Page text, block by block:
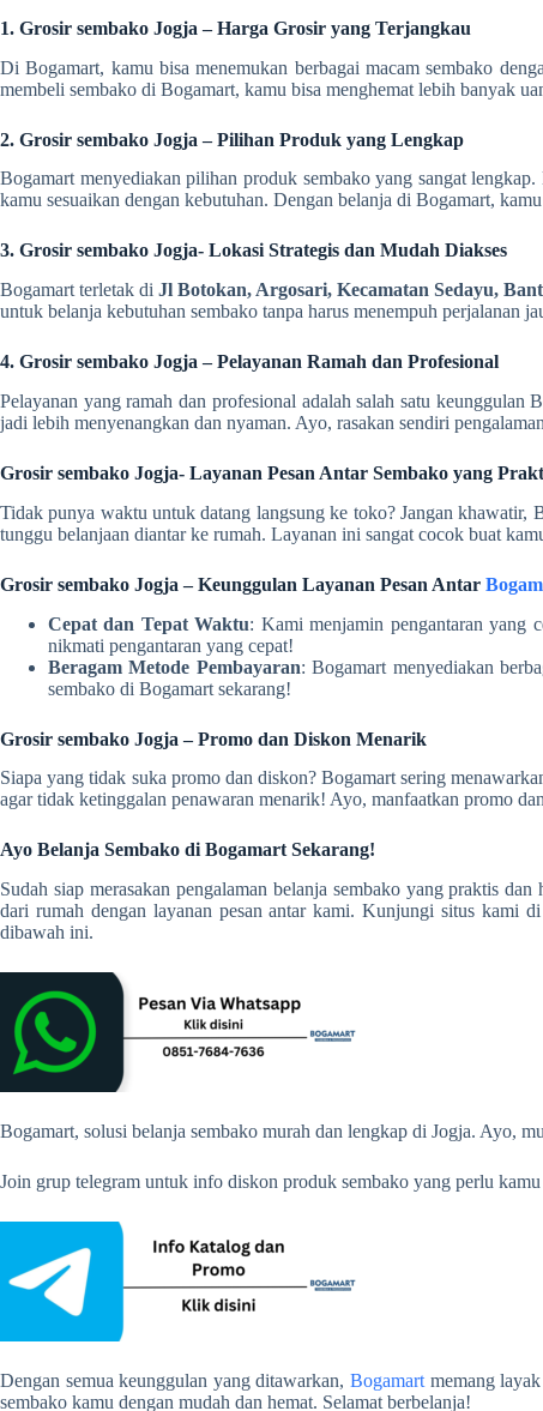
1. Grosir sembako Jogja – Harga Grosir yang Terjangkau
Di Bogamart, kamu bisa menemukan berbagai macam sembako
membeli sembako di Bogamart, kamu bisa menghemat lebih banyak
2. Grosir sembako Jogja – Pilihan Produk yang Lengkap
Bogamart menyediakan pilihan produk sembako yang sangat
kamu sesuaikan dengan kebutuhan. Dengan belanja di Bogamart,
3. Grosir sembako Jogja- Lokasi Strategis dan Mudah Diakses
Bogamart terletak diJl Botokan, Argosari, Kecamatan Sedayu,
untuk belanja kebutuhan sembako tanpa harus menempuh perjalanan
4. Grosir sembako Jogja – Pelayanan Ramah dan Profesional
Pelayanan yang ramah dan profesional adalah salah satu
jadi lebih menyenangkan dan nyaman. Ayo, rasakan sendiri
Grosir sembako Jogja- Layanan Pesan Antar Sembako yang
Tidak punya waktu untuk datang langsung ke toko? Jangan khawatir,
tunggu belanjaan diantar ke rumah. Layanan ini sangat cocok buat
Grosir sembako Jogja – Keunggulan Layanan Pesan Antar
Cepat dan Tepat Waktu: Kami menjamin pengantaran yang
nikmati pengantaran yang cepat!
Beragam Metode Pembayaran: Bogamart menyediakan
sembako di Bogamart sekarang!
Grosir sembako Jogja – Promo dan Diskon Menarik
Siapa yang tidak suka promo dan diskon? Bogamart sering
agar tidak ketinggalan penawaran menarik! Ayo, manfaatkan promo
Ayo Belanja Sembako di Bogamart Sekarang!
Sudah siap merasakan pengalaman belanja sembako yang praktis
dari rumah dengan layanan pesan antar kami. Kunjungi situs kami di
dibawah ini.
Bogamart, solusi belanja sembako murah dan lengkap di Jogja. Ayo,
Join grup telegram untuk info diskon produk sembako yang perlu
Dengan semua keunggulan yang ditawarkan, Bogamartmemang layak
sembako kamu dengan mudah dan hemat. Selamat berbelanja!